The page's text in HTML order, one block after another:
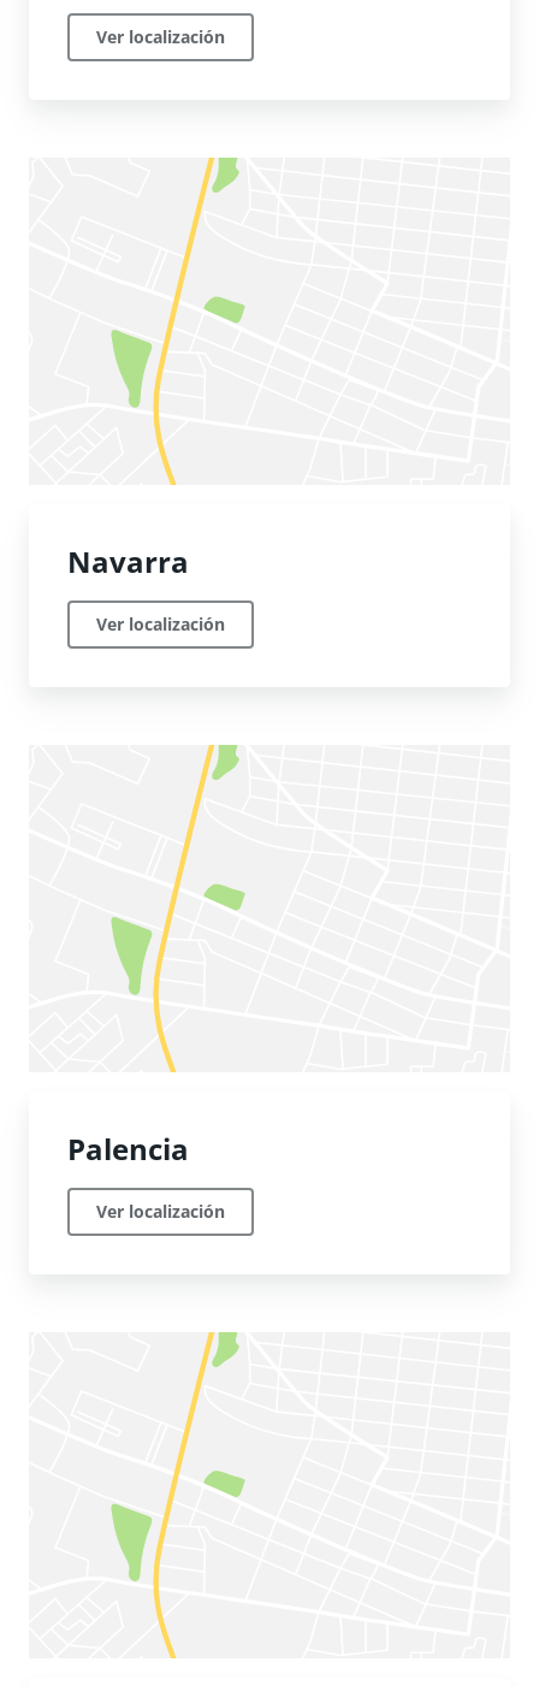
Ver localización
Navarra
Ver localización
Palencia
Ver localización